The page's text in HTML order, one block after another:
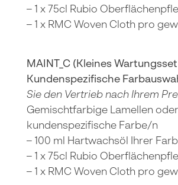
– 1 x 75cl Rubio
– 1 x RMC Woven Cloth pro
MAINT_C (Kleines
Kundenspezifische
Sie den Vertrieb nach Ihrem
Gemischtfarbige Lamellen oder
kundenspezifische Farbe/n
– 100 ml Hartwachsöl Ihrer
– 1 x 75cl Rubio
– 1 x RMC Woven Cloth pro